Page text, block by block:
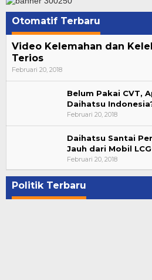
Otomatif Terbaru
Video Kelemahan dan
Terios
Februari 20, 2018
Belum Pakai CVT,
Daihatsu
Februari 20, 2018
Daihatsu Santai
Jauh dari Mobil
Februari 20, 2018
Politik Terbaru
Suharto Dipercaya Jadi
PBSI 2020-2024
Di NASIONAL, POLITIK